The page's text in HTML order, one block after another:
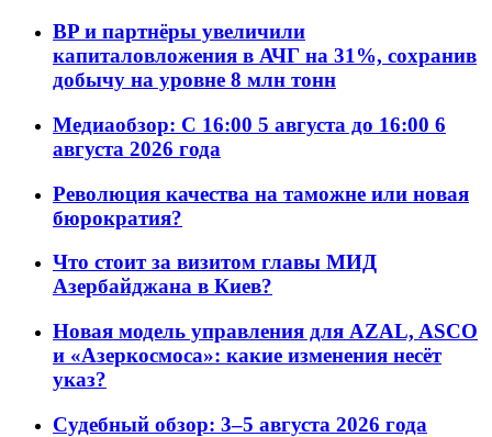
BP и партнёры увеличили
капиталовложения в АЧГ на 31%, сохранив
добычу на уровне 8 млн тонн
Медиаобзор: С 16:00 5 августа до 16:00 6
августа 2026 года
Революция качества на таможне или новая
бюрократия?
Что стоит за визитом главы МИД
Азербайджана в Киев?
Новая модель управления для AZAL, ASCO
и «Азеркосмоса»: какие изменения несёт
указ?
Судебный обзор: 3–5 августа 2026 года